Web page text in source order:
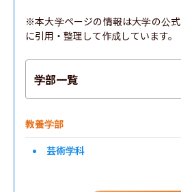
※本大学ページの情報は大学の公
に引用・整理して作成しています。
学部一覧
教養学部
芸術学科